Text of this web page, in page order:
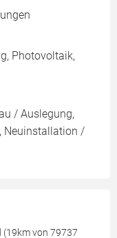
Photovoltaik,
/ Auslegung,
Neuinstallation /
(19km von 79737